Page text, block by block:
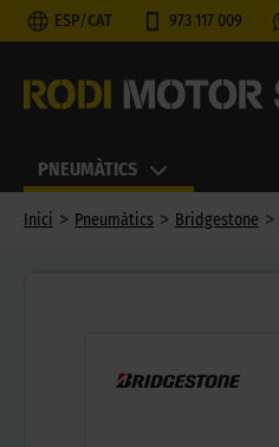
ESP/CAT 973 117 009
PNEUMÀTICS
Inici > Pneumàtics > Bridgestone >